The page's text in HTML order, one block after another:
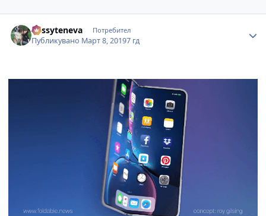
dessyteneva Потребител
Публикувано Март 8, 20197 гд